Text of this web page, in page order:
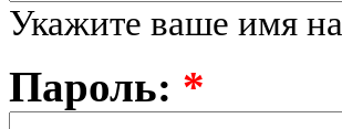
Укажите ваше имя
Пароль: *